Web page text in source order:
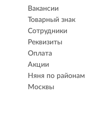
Вакансии
Товарный знак
Сотрудники
Реквизиты
Оплата
Акции
Няня по районам
Москвы